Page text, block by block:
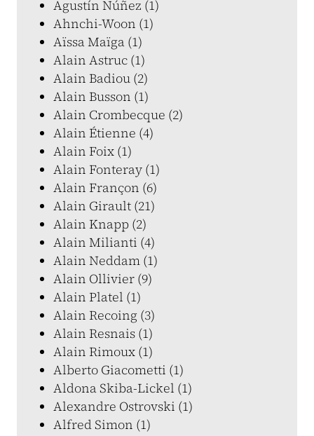
Agustín Núñez (1)
Ahnchi-Woon (1)
Aïssa Maïga (1)
Alain Astruc (1)
Alain Badiou (2)
Alain Busson (1)
Alain Crombecque (2)
Alain Étienne (4)
Alain Foix (1)
Alain Fonteray (1)
Alain Françon (6)
Alain Girault (21)
Alain Knapp (2)
Alain Milianti (4)
Alain Neddam (1)
Alain Ollivier (9)
Alain Platel (1)
Alain Recoing (3)
Alain Resnais (1)
Alain Rimoux (1)
Alberto Giacometti (1)
Aldona Skiba-Lickel (1)
Alexandre Ostrovski (1)
Alfred Simon (1)